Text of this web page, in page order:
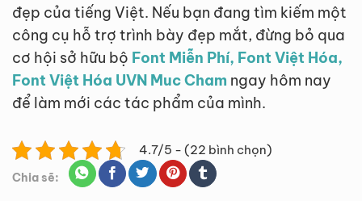
đẹp của tiếng Việt. Nếu bạn đang tìm kiếm một
công cụ hỗ trợ trình bày đẹp mắt, đừng bỏ qua
cơ hội sở hữu bộ Font Miễn Phí, Font Việt Hóa,
Font Việt Hóa UVN Muc Cham ngay hôm nay
để làm mới các tác phẩm của mình.
4.7/5 - (22 bình chọn)
Chia sẽ: